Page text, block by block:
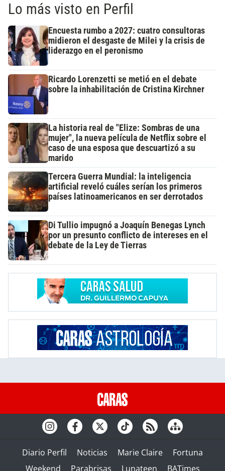
Lo más visto en Perfil
Encuesta rumbo a 2027: cuatro consultoras
midieron el desgaste de Milei y la crisis de
liderazgo en el peronismo
Ricardo Lorenzetti se metió en el debate
sobre la inhabilitación de Cristina Kirchner
La historia real de "Elize: Sombras de una
mujer", la nueva película de Netflix sobre el
caso de una esposa que descuartizó a su
marido
Tercera Guerra Mundial: la inteligencia
artificial reveló cuáles serían los primeros
países latinoamericanos en ser derrotados
Di Tullio impugnó a Joaquín Benegas Lynch
por un presunto conflicto de intereses en el
debate de la Ley de Tierras
Diario Perfil Noticias Marie Claire
Fortuna
Weekend
Parabrisas Lunateen BATimes